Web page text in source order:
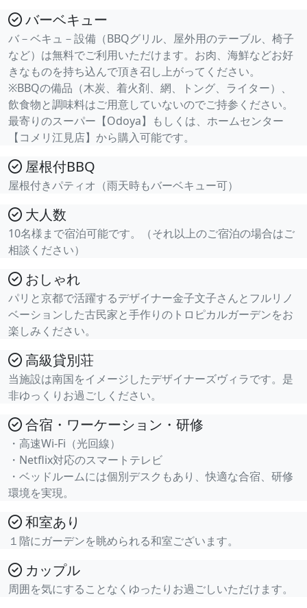
バーベキュー
バ－ベキュ－設備（BBQグリル、屋外用のテーブル、椅子
など）は無料でご利用いただけます。お肉、海鮮などお好
きなものを持ち込んで頂き召し上がってください。
※BBQの備品（木炭、着火剤、網、トング、ライター）、
飲食物と調味料はご用意していないのでご持参ください。
最寄りのスーパー【Odoya】もしくは、ホームセンター
【コメリ江見店】から購入可能です。
屋根付BBQ
屋根付きパティオ（雨天時もバーベキュー可）
大人数
10名様まで宿泊可能です。（それ以上のご宿泊の場合はご
相談ください）
おしゃれ
パリと京都で活躍するデザイナー金子文子さんとフルリノ
ベーションした古民家と手作りのトロピカルガーデンをお
楽しみください。
高級貸別荘
当施設は南国をイメージしたデザイナーズヴィラです。是
非ゆっくりお過ごしください。
合宿・ワーケーション・研修
・高速Wi-Fi（光回線）
・Netflix対応のスマートテレビ
・ベッドルームには個別デスクもあり、快適な合宿、研修
環境を実現。
和室あり
１階にガーデンを眺められる和室ございます。
カップル
周囲を気にすることなくゆったりお過ごしいただけます。